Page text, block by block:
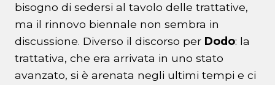
bisogno di sedersi al tavolo delle trattative,
ma il rinnovo biennale non sembra in
discussione. Diverso il discorso per Dodo: la
trattativa, che era arrivata in uno stato
avanzato, si è arenata negli ultimi tempi e ci